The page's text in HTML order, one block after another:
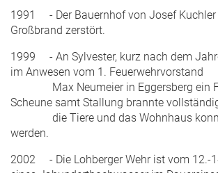
1991 - Der Bauernhof von Josef Kuchler
Großbrand zerstört.
1999 - An Sylvester, kurz nach dem
im Anwesen vom 1. Feuerwehrvorstand
Max Neumeier in Eggersberg ein
Scheune samt Stallung brannte
die Tiere und das Wohnhaus
werden.
2002 - Die Lohberger Wehr ist vom 12.-